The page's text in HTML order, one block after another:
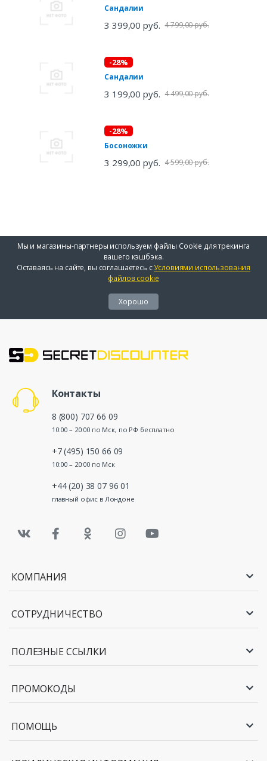
Сандалии
3 399,00 руб. 4 799,00 руб.
-28%
Сандалии
3 199,00 руб. 4 499,00 руб.
-28%
Босоножки
3 299,00 руб. 4 599,00 руб.
Мы и магазины-партнеры используем файлы Cookie для трекинга
вашего кэшбэка.
Оставаясь на сайте, вы соглашаетесь сУсловиями использования
файлов cookie
Хорошо
Контакты
8 (800) 707 66 09
10:00 – 20:00 по Мск, по РФ бесплатно
+7 (495) 150 66 09
10:00 – 20:00 по Мск
+44 (20) 38 07 96 01
главный офис в Лондоне
КОМПАНИЯ
СОТРУДНИЧЕСТВО
ПОЛЕЗНЫЕ ССЫЛКИ
ПРОМОКОДЫ
ПОМОЩЬ